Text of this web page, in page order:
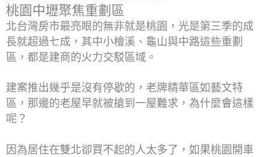
桃園中壢聚焦重劃區
北台灣房市最亮眼的無非就是桃園，光是第三季的成
長就超過七成，其中小檜溪、龜山與中路這些重劃
區，都是建商的火力交駁區域。
建案推出幾乎是沒有停歇的，老牌精華區如藝文特
區，那邊的老屋早就被搶到一屋難求，為什麼會這樣
呢？
因為居住在雙北卻買不起的人太多了，如果桃園開車